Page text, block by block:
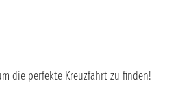
die perfekte Kreuzfahrt zu finden!